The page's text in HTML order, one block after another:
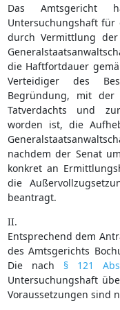
Das Amtsgericht
Untersuchungshaft
durch Vermittlung
die Haftfortdauer
Verteidiger des
Begründung, mit der
Tatverdachts und
worden ist, die
nachdem der Senat
konkret an
die
beantragt.
II.
Entsprechend dem
des Amtsgerichts
Die nach § 121
Untersuchungshaft
Voraussetzungen sind